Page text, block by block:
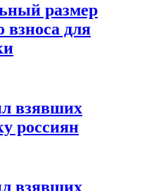
размер
взноса для
взявших
россиян
взявших